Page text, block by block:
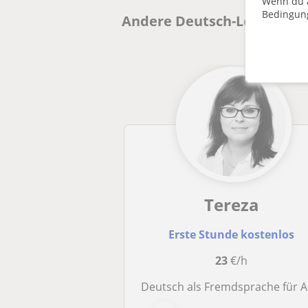
Andere Deutsch-
Tereza
Erste Stunde kostenlos
23€/h
Deutsch als Fremdsprache für Alle (meine Muttersprache ist